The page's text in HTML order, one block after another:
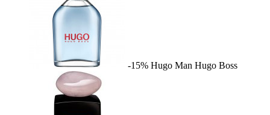
-15% Hugo Man Hugo Boss